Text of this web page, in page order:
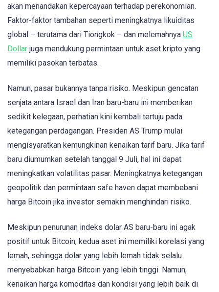
akan menandakan kepercayaan terhadap perekonomian.
Faktor-faktor tambahan seperti meningkatnya likuiditas
global – terutama dari Tiongkok – dan melemahnya US
Dollar juga mendukung permintaan untuk aset kripto yang
memiliki pasokan terbatas.
Namun, pasar bukannya tanpa risiko. Meskipun gencatan
senjata antara Israel dan Iran baru-baru ini memberikan
sedikit kelegaan, perhatian kini kembali tertuju pada
ketegangan perdagangan. Presiden AS Trump mulai
mengisyaratkan kemungkinan kenaikan tarif baru. Jika tarif
baru diumumkan setelah tanggal 9 Juli, hal ini dapat
meningkatkan volatilitas pasar. Meningkatnya ketegangan
geopolitik dan permintaan safe haven dapat membebani
harga Bitcoin jika investor semakin menghindari risiko.
Meskipun penurunan indeks dolar AS baru-baru ini agak
positif untuk Bitcoin, kedua aset ini memiliki korelasi yang
lemah, sehingga dolar yang lebih lemah tidak selalu
menyebabkan harga Bitcoin yang lebih tinggi. Namun,
kenaikan harga komoditas dan kondisi yang lebih baik di